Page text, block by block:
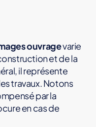
ouvragevarie
et de la
il représente
travaux. Notons
par la
en cas de